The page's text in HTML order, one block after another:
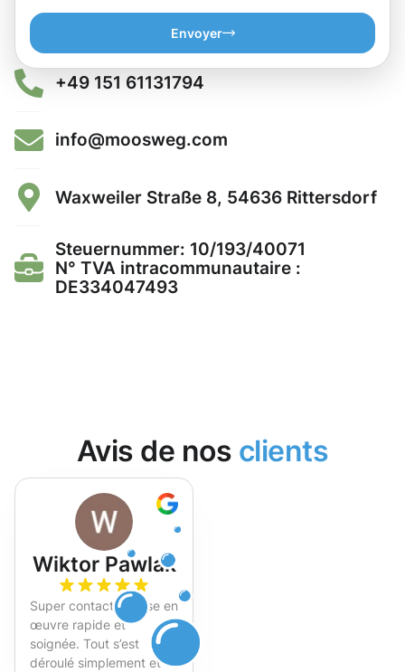
Envoyer
+49 151 61131794
info@moosweg.com
Waxweiler Straße 8, 54636 Rittersdorf
Steuernummer: 10/193/40071
N° TVA intracommunautaire :
DE334047493
Avis de nos clients
Wiktor Pawlak
Super contact et mise en
œuvre rapide et
soignée. Tout s’est
déroulé simplement et